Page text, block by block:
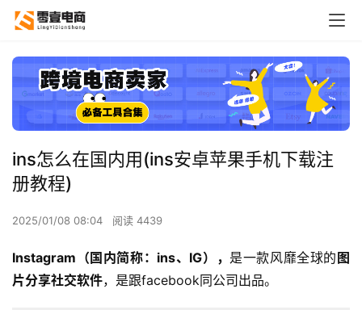
ins怎么在国内用(ins安卓苹果手机下载注
册教程)
2025/01/08 08:04 阅读 4439
Instagram（国内简称：ins、IG）， 是一款风靡全球的图
片分享社交软件，是跟facebook同公司出品。